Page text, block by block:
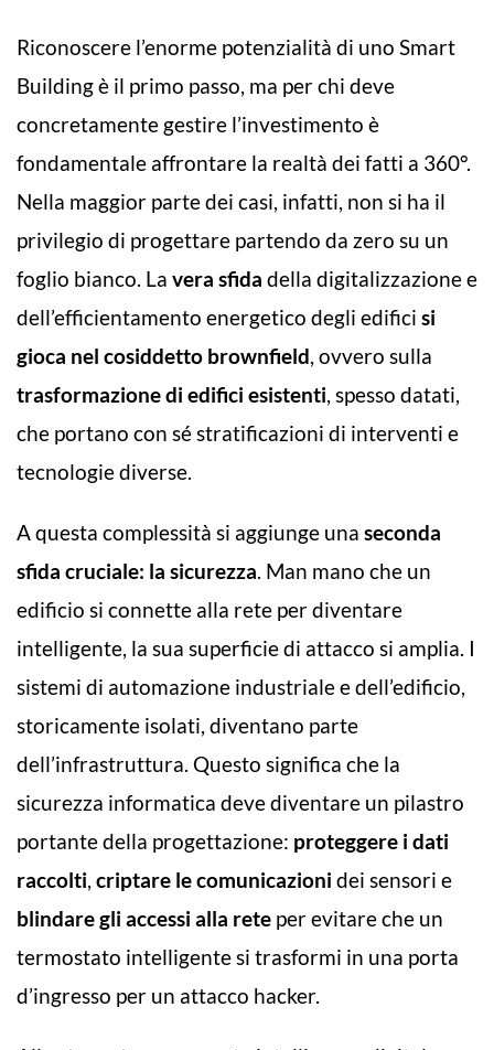
Riconoscere l’enorme potenzialità di uno Smart
Building è il primo passo, ma per chi deve
concretamente gestire l’investimento è
fondamentale affrontare la realtà dei fatti a 360°.
Nella maggior parte dei casi, infatti, non si ha il
privilegio di progettare partendo da zero su un
foglio bianco. La vera sfida della digitalizzazione e
dell’efficientamento energetico degli edifici si
gioca nel cosiddetto brownfield, ovvero sulla
trasformazione di edifici esistenti, spesso datati,
che portano con sé stratificazioni di interventi e
tecnologie diverse.
A questa complessità si aggiunge una seconda
sfida cruciale: la sicurezza. Man mano che un
edificio si connette alla rete per diventare
intelligente, la sua superficie di attacco si amplia. I
sistemi di automazione industriale e dell’edificio,
storicamente isolati, diventano parte
dell’infrastruttura. Questo significa che la
sicurezza informatica deve diventare un pilastro
portante della progettazione: proteggere i dati
raccolti, criptare le comunicazioni dei sensori e
blindare gli accessi alla rete per evitare che un
termostato intelligente si trasformi in una porta
d’ingresso per un attacco hacker.